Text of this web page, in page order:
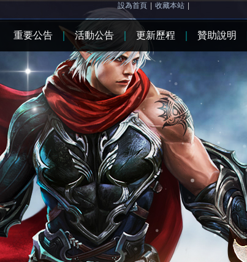
設為首頁 收藏本站